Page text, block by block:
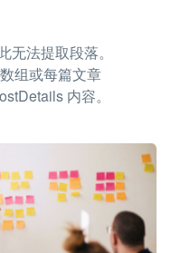
法提取段落。
组或每篇文章
内容。